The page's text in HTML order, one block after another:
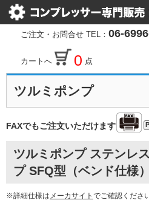
ご注文・お問合せ TEL： 06-
カートへ 0 点
ツルミポンプ
FAXでもご注文いただけます
ツルミポンプ ステンレ
プ SFQ型（ベンド仕様
※詳細仕様は メーカサイト でご確認ください